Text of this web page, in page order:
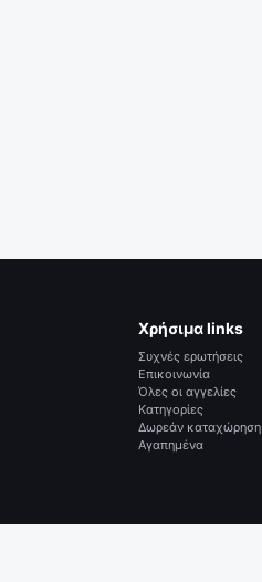
Χρήσιμα links
Συχνές ερωτήσεις
Επικοινωνία
Όλες οι αγγελίες
Κατηγορίες
Δωρεάν καταχώρηση
Αγαπημένα